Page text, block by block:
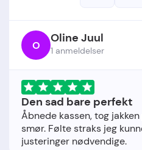
O Oline Juul
1 anmeldelser
Den sad bare perfekt
Åbnede kassen, tog
smør. Følte straks jeg